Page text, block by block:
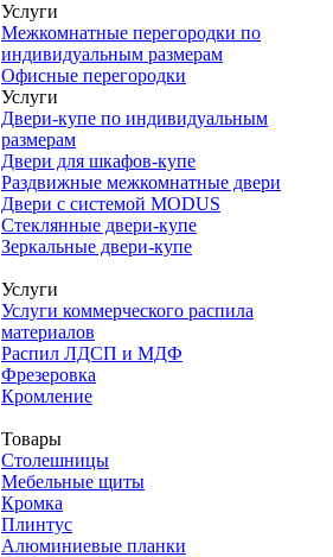
Услуги
Межкомнатные перегородки по
индивидуальным размерам
Офисные перегородки
Услуги
Двери-купе по индивидуальным
размерам
Двери для шкафов-купе
Раздвижные межкомнатные двери
Двери с системой MODUS
Стеклянные двери-купе
Зеркальные двери-купе
Услуги
Услуги коммерческого распила
материалов
Распил ЛДСП и МДФ
Фрезеровка
Кромление
Товары
Столешницы
Мебельные щиты
Кромка
Плинтус
Алюминиевые планки